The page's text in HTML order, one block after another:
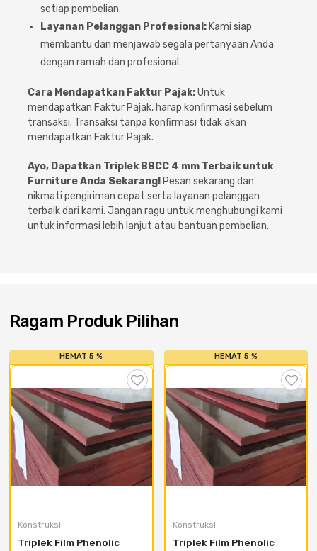
setiap pembelian.
Layanan Pelanggan Profesional: Kami siap
membantu dan menjawab segala pertanyaan Anda
dengan ramah dan profesional.
Cara Mendapatkan Faktur Pajak:Untuk
mendapatkan Faktur Pajak, harap konfirmasi sebelum
transaksi. Transaksi tanpa konfirmasi tidak akan
mendapatkan Faktur Pajak.
Ayo, Dapatkan Triplek BBCC 4 mm Terbaik untuk
Furniture Anda Sekarang! Pesan sekarang dan
nikmati pengiriman cepat serta layanan pelanggan
terbaik dari kami. Jangan ragu untuk menghubungi kami
untuk informasi lebih lanjut atau bantuan pembelian.
Ragam Produk Pilihan
HEMAT 5 %
Konstruksi
Triplek Film Phenolic
HEMAT 5 %
Konstruksi
Triplek Film Phenolic